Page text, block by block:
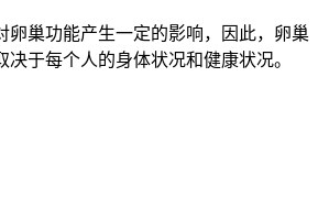
巢功能产生一定的影响，因此，卵巢
于每个人的身体状况和健康状况。